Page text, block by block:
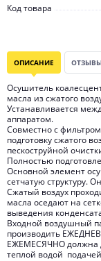
Код товара
ОПИСАНИЕ
Осушитель
масла из сжатого
Устанавливается
аппаратом.
Совместно с
подготовку сжатого
пескоструйной
Полностью
Основной элемент
сетчатую структуру.
Сжатый воздух
масла оседают на
выведения
Входной воздушный
производить
ЕЖЕМЕСЯЧНО должна
теплой водой